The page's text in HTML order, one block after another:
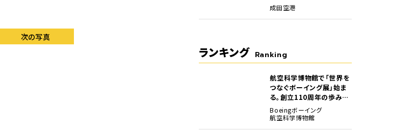
次の写真
成田空港
ランキング Ranking
航空科学博物館で「世界を
つなぐボーイング展」始ま
る。創立110周年の歩みを
貴重な資料でたどる
Boeingボーイング
航空科学博物館